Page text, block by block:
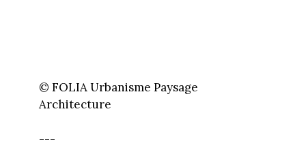
© FOLIA Urbanisme Paysage
Architecture
---